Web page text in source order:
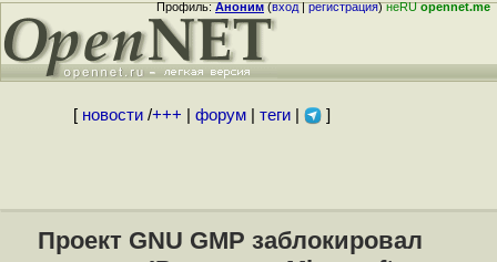
Профиль:Аноним(вход|регистрация)неRUopennet.me
[ новости/+++ форум| теги| ]
Проект GNU GMP заблокировал